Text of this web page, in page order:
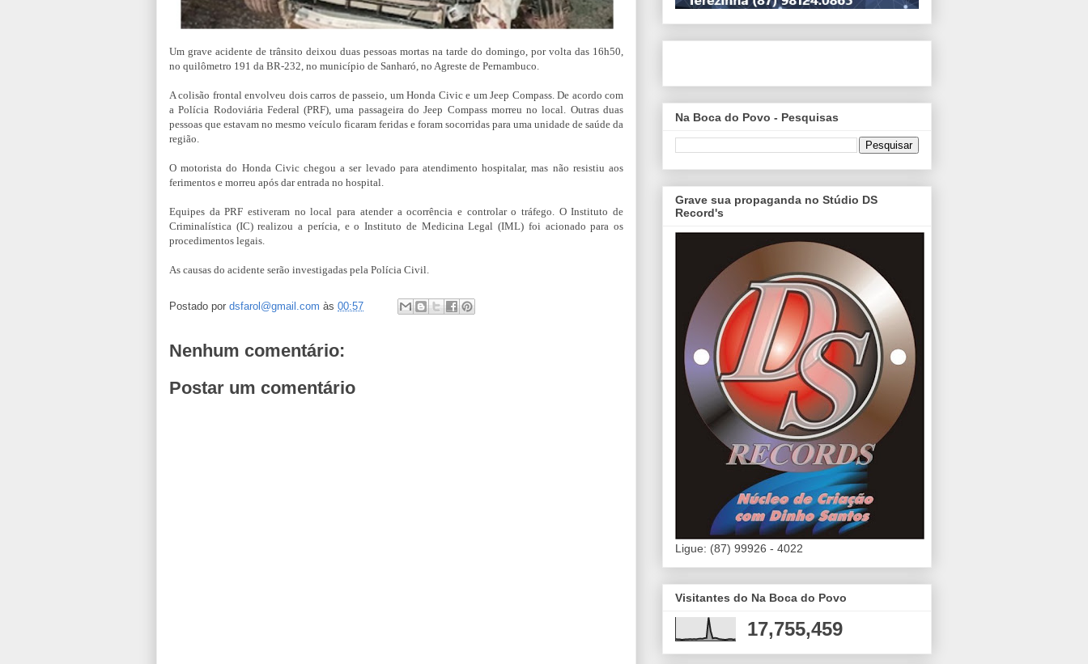
Um grave acidente de trânsito deixou duas pessoas mortas na tarde do domingo, por volta das 16h50,
no quilômetro 191 da BR-232, no município de Sanharó, no Agreste de Pernambuco.
A colisão frontal envolveu dois carros de passeio, um Honda Civic e um Jeep Compass. De acordo com
a Polícia Rodoviária Federal (PRF), uma passageira do Jeep Compass morreu no local. Outras duas
pessoas que estavam no mesmo veículo ficaram feridas e foram socorridas para uma unidade de saúde da
região.
O motorista do Honda Civic chegou a ser levado para atendimento hospitalar, mas não resistiu aos
ferimentos e morreu após dar entrada no hospital.
Equipes da PRF estiveram no local para atender a ocorrência e controlar o tráfego. O Instituto de
Criminalística (IC) realizou a perícia, e o Instituto de Medicina Legal (IML) foi acionado para os
procedimentos legais.
As causas do acidente serão investigadas pela Polícia Civil.
Postado por dsfarol@gmail.com às 00:57
Nenhum comentário:
Postar um comentário
Na Boca do Povo - Pesquisas
Grave sua propaganda no Stúdio DS
Record's
Ligue: (87) 99926 - 4022
Visitantes do Na Boca do Povo
17,755,459